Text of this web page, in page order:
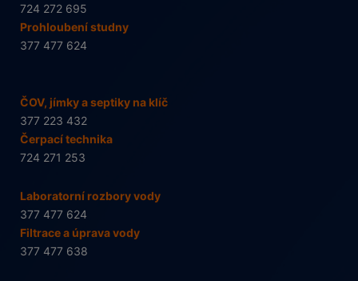
724 272 695
Prohloubení studny
377 477 624
ČOV, jímky a septiky na klíč
377 223 432
Čerpací technika
724 271 253
Laboratorní rozbory vody
377 477 624
Filtrace a úprava vody
377 477 638